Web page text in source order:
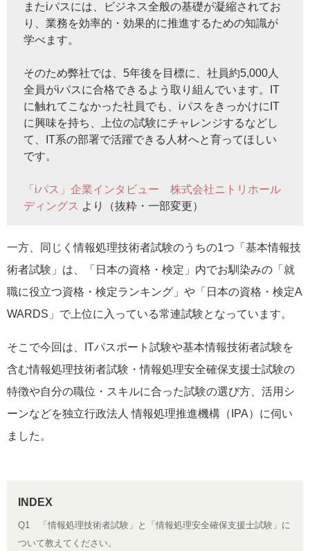
またiパスには、ビジネス全般の基礎が凝縮されてお
り、業務を効率的・効果的に推進するための知識が
学べます。
そのため弊社では、5年後を目標に、社員約5,000人
全員がiパスに合格できるよう取り組んでいます。IT
に触れてこなかった社員でも、iパスをきっかけにIT
に興味を持ち、上位の試験にチャレンジするなどし
て、IT系の部署で活躍できる人材へと育ってほしい
です。
「iパス」企業インタビュー 株式会社ニトリホール
ディングス より（抜粋・一部変更）
一方、同じく情報処理技術者試験のうちの1つ「基本情報技
術者試験」は、「日本の資格・検定」内でお馴染みの「就
職に役立つ資格・検定ランキング」や「日本の資格・検定A
WARDS」で上位に入っている常連試験となっています。
そこで今回は、ITパスポート試験や基本情報技術者試験を
含む情報処理技術者試験・情報処理安全確保支援士試験の
特徴や自分の職位・スキルに合った試験の選び方、活用シ
ーンなどを独立行政法人 情報処理推進機構（IPA）に伺い
ました。
Q1 「情報処理技術者試験」と「情報処理安全確保支援士試験」に
ついて教えてください。